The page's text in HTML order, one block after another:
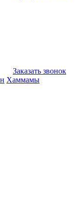
Заказать звонок
Хаммамы